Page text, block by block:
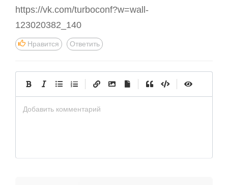
https://vk.com/turboconf?w=wall-
123020382_140
Нравится Ответить
Добавить комментарий